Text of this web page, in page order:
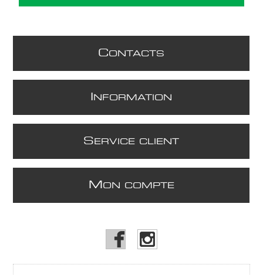
CONTACTS
NFORMATION
S ERVICE CLIENT
M ON COMPTE